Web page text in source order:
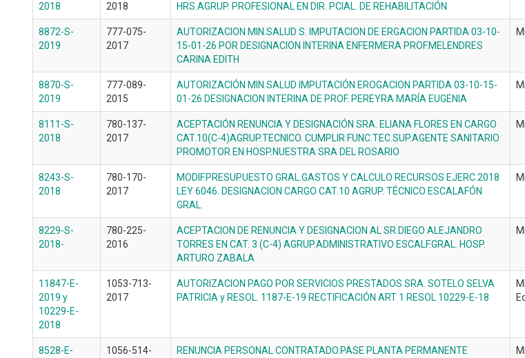
2018
2018
HRS.AGRUP. PROFESIONAL EN DIR. PCIAL. DE REHABILITACIÓN
8872-S-
2019
777-075-
2017
AUTORIZACION MIN.SALUD S. IMPUTACION DE ERGACION PARTIDA 03-10-
15-01-26 POR DESIGNACION INTERINA ENFERMERA PROF.MELENDRES
CARINA EDITH
8870-S-
2019
777-089-
2015
AUTORIZACIÓN MIN.SALUD IMPUTACIÓN EROGACION PARTIDA 03-10-15-
01-26 DESIGNACION INTERINA DE PROF. PEREYRA MARÍA EUGENIA
8111-S-
2018
780-137-
2017
ACEPTACIÓN RENUNCIA Y DESIGNACIÓN SRA. ELIANA FLORES EN CARGO
CAT.10(C-4)AGRUP.TECNICO. CUMPLIR FUNC.TEC.SUP.AGENTE SANITARIO
PROMOTOR EN HOSP.NUESTRA SRA DEL ROSARIO
8243-S-
2018
780-170-
2017
MODIF.PRESUPUESTO GRAL.GASTOS Y CALCULO RECURSOS EJERC.2018
LEY 6046. DESIGNACION CARGO CAT.10 AGRUP. TÉCNICO ESCALAFÓN
GRAL.
8229-S-
2018-
780-225-
2016
ACEPTACION DE RENUNCIA Y DESIGNACION AL SR.DIEGO ALEJANDRO
TORRES EN CAT. 3 (C-4) AGRUP.ADMINISTRATIVO ESCALF.GRAL. HOSP.
ARTURO ZABALA
11847-E-
2019 y
10229-E-
2018
1053-713-
2017
AUTORIZACION PAGO POR SERVICIOS PRESTADOS SRA. SOTELO SELVA
PATRICIA y RESOL. 1187-E-19 RECTIFICACIÓN ART 1 RESOL 10229-E-18
8528-E-
1056-514-
RENUNCIA PERSONAL CONTRATADO.PASE PLANTA PERMANENTE